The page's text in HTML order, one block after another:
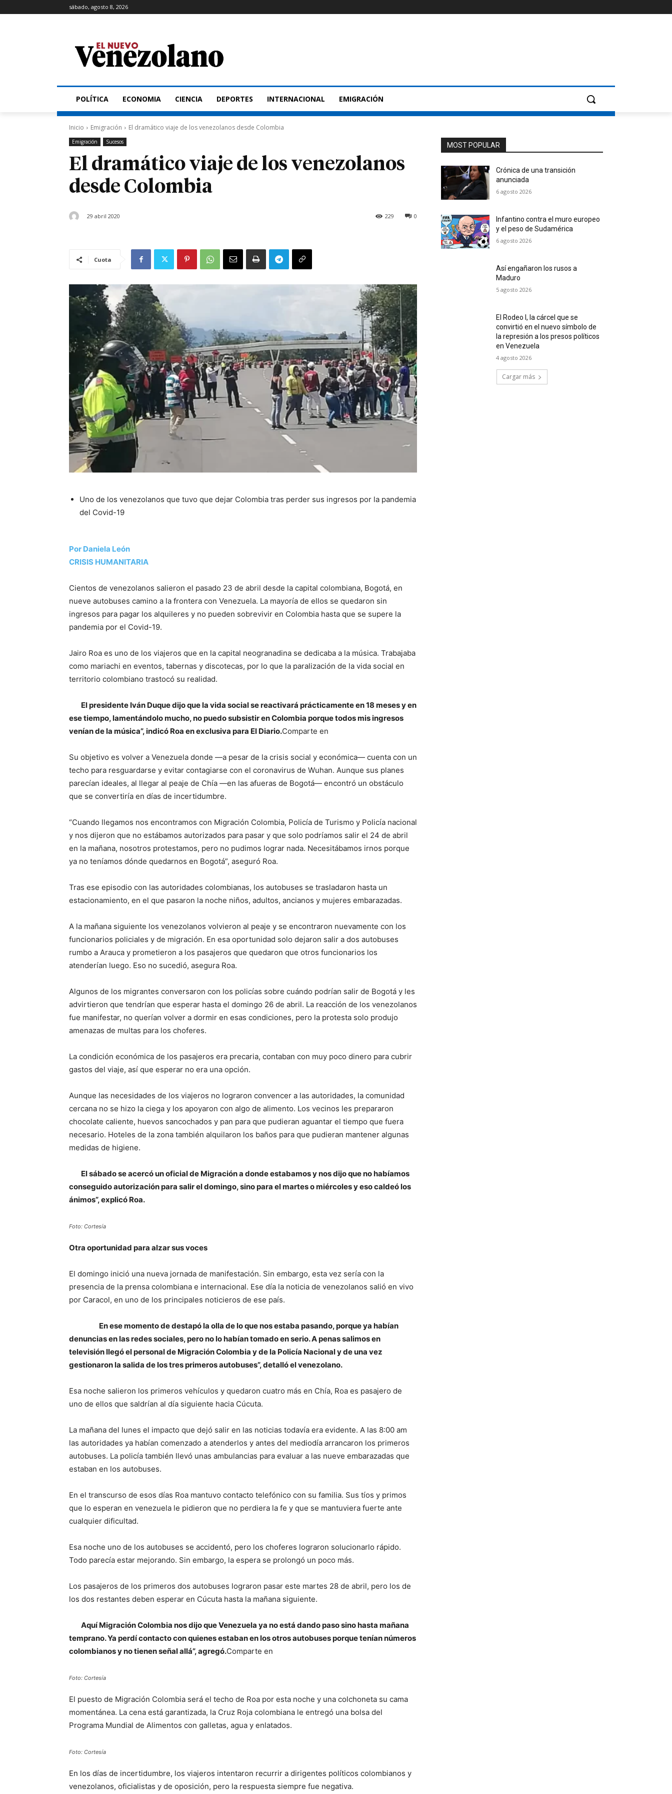
sábado, agosto 8, 2026
POLÍTICA ECONOMIA CIENCIA DEPORTES INTERNACIONAL EMIGRACIÓN
Inicio Emigración El dramático viaje de los venezolanos desde Colombia
Emigración Sucesos
El dramático viaje de los venezolanos
desde Colombia
29 abril 2020 0
229
Cuota
Uno de los venezolanos que tuvo que dejar Colombia tras perder sus ingresos por la pandemia
del Covid-19
Por Daniela León
CRISIS HUMANITARIA
Cientos de venezolanos salieron el pasado 23 de abril desde la capital colombiana, Bogotá, en
nueve autobuses camino a la frontera con Venezuela. La mayoría de ellos se quedaron sin
ingresos para pagar los alquileres y no pueden sobrevivir en Colombia hasta que se supere la
pandemia por el Covid-19.
Jairo Roa es uno de los viajeros que en la capital neogranadina se dedicaba a la música. Trabajaba
como mariachi en eventos, tabernas y discotecas, por lo que la paralización de la vida social en
territorio colombiano trastocó su realidad.
El presidente Iván Duque dijo que la vida social se reactivará prácticamente en 18 meses y en
ese tiempo, lamentándolo mucho, no puedo subsistir en Colombia porque todos mis ingresos
venían de la música”, indicó Roa en exclusiva para El Diario.Comparte en
Su objetivo es volver a Venezuela donde —a pesar de la crisis social y económica— cuenta con un
techo para resguardarse y evitar contagiarse con el coronavirus de Wuhan. Aunque sus planes
parecían ideales, al llegar al peaje de Chía —en las afueras de Bogotá— encontró un obstáculo
que se convertiría en días de incertidumbre.
“Cuando llegamos nos encontramos con Migración Colombia, Policía de Turismo y Policía nacional
y nos dijeron que no estábamos autorizados para pasar y que solo podríamos salir el 24 de abril
en la mañana, nosotros protestamos, pero no pudimos lograr nada. Necesitábamos irnos porque
ya no teníamos dónde quedarnos en Bogotá”, aseguró Roa.
Tras ese episodio con las autoridades colombianas, los autobuses se trasladaron hasta un
estacionamiento, en el que pasaron la noche niños, adultos, ancianos y mujeres embarazadas.
A la mañana siguiente los venezolanos volvieron al peaje y se encontraron nuevamente con los
funcionarios policiales y de migración. En esa oportunidad solo dejaron salir a dos autobuses
rumbo a Arauca y prometieron a los pasajeros que quedaron que otros funcionarios los
atenderían luego. Eso no sucedió, asegura Roa.
Algunos de los migrantes conversaron con los policías sobre cuándo podrían salir de Bogotá y les
advirtieron que tendrían que esperar hasta el domingo 26 de abril. La reacción de los venezolanos
fue manifestar, no querían volver a dormir en esas condiciones, pero la protesta solo produjo
amenazas de multas para los choferes.
La condición económica de los pasajeros era precaria, contaban con muy poco dinero para cubrir
gastos del viaje, así que esperar no era una opción.
Aunque las necesidades de los viajeros no lograron convencer a las autoridades, la comunidad
cercana no se hizo la ciega y los apoyaron con algo de alimento. Los vecinos les prepararon
chocolate caliente, huevos sancochados y pan para que pudieran aguantar el tiempo que fuera
necesario. Hoteles de la zona también alquilaron los baños para que pudieran mantener algunas
medidas de higiene.
El sábado se acercó un oficial de Migración a donde estabamos y nos dijo que no habíamos
conseguido autorización para salir el domingo, sino para el martes o miércoles y eso caldeó los
ánimos”, explicó Roa.
Foto: Cortesía
Otra oportunidad para alzar sus voces
El domingo inició una nueva jornada de manifestación. Sin embargo, esta vez sería con la
presencia de la prensa colombiana e internacional. Ese día la noticia de venezolanos salió en vivo
por Caracol, en uno de los principales noticieros de ese país.
En ese momento de destapó la olla de lo que nos estaba pasando, porque ya habían
denuncias en las redes sociales, pero no lo habían tomado en serio. A penas salimos en
televisión llegó el personal de Migración Colombia y de la Policía Nacional y de una vez
gestionaron la salida de los tres primeros autobuses”, detalló el venezolano.
Esa noche salieron los primeros vehículos y quedaron cuatro más en Chía, Roa es pasajero de
uno de ellos que saldrían al día siguiente hacia Cúcuta.
La mañana del lunes el impacto que dejó salir en las noticias todavía era evidente. A las 8:00 am
las autoridades ya habían comenzado a atenderlos y antes del mediodía arrancaron los primeros
autobuses. La policía también llevó unas ambulancias para evaluar a las nueve embarazadas que
estaban en los autobuses.
En el transcurso de esos días Roa mantuvo contacto telefónico con su familia. Sus tíos y primos
que lo esperan en venezuela le pidieron que no perdiera la fe y que se mantuviera fuerte ante
cualquier dificultad.
Esa noche uno de los autobuses se accidentó, pero los choferes lograron solucionarlo rápido.
Todo parecía estar mejorando. Sin embargo, la espera se prolongó un poco más.
Los pasajeros de los primeros dos autobuses lograron pasar este martes 28 de abril, pero los de
los dos restantes deben esperar en Cúcuta hasta la mañana siguiente.
Aquí Migración Colombia nos dijo que Venezuela ya no está dando paso sino hasta mañana
temprano. Ya perdí contacto con quienes estaban en los otros autobuses porque tenían números
colombianos y no tienen señal allá”, agregó.Comparte en
Foto: Cortesía
El puesto de Migración Colombia será el techo de Roa por esta noche y una colchoneta su cama
momentánea. La cena está garantizada, la Cruz Roja colombiana le entregó una bolsa del
Programa Mundial de Alimentos con galletas, agua y enlatados.
Foto: Cortesía
En los días de incertidumbre, los viajeros intentaron recurrir a dirigentes políticos colombianos y
venezolanos, oficialistas y de oposición, pero la respuesta siempre fue negativa.
MOST POPULAR
Crónica de una transición
anunciada
6 agosto 2026
Infantino contra el muro europeo
y el peso de Sudamérica
6 agosto 2026
Así engañaron los rusos a
Maduro
5 agosto 2026
El Rodeo I, la cárcel que se
convirtió en el nuevo símbolo de
la represión a los presos políticos
en Venezuela
4 agosto 2026
Cargar más